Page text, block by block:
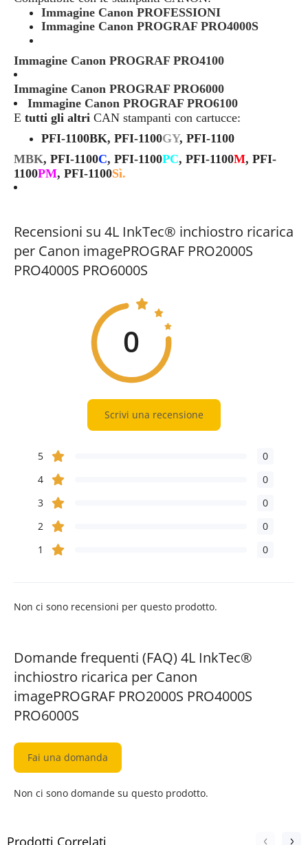
Immagine Canon PROFESSIONI
Immagine Canon PROGRAF PRO4000S
Immagine Canon PROGRAF PRO4100
Immagine Canon PROGRAF PRO6000
Immagine Canon PROGRAF PRO6100
E tutti gli altri CAN stampanti con cartucce:
PFI-1100BK, PFI-1100GY, PFI-1100
MBK, PFI-1100C, PFI-1100PC, PFI-1100M, PFI-
1100PM, PFI-1100Sì.
Recensioni su 4L InkTec® inchiostro ricarica
per Canon imagePROGRAF PRO2000S
PRO4000S PRO6000S
0
Scrivi una recensione
5
0
4
0
3
0
2
0
1
0
Non ci sono recensioni per questo prodotto.
Domande frequenti (FAQ) 4L InkTec®
inchiostro ricarica per Canon
imagePROGRAF PRO2000S PRO4000S
PRO6000S
Fai una domanda
Non ci sono domande su questo prodotto.
Prodotti Correlati